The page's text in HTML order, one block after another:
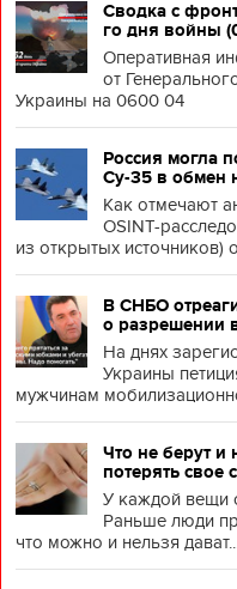
Сводка с
го дня войны
Оперативная
от
Украины на 0600 04
Россия могла
Су-35 в обмен
Как отмечают
OSINT-
из открытых источников)
В СНБО
о разрешении
На днях
Украины
мужчинам
Что не берут и
потерять свое
У каждой вещи
Раньше люди
что можно и нельзя